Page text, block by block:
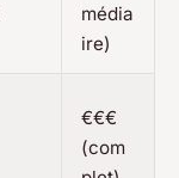
média
ire)
€€€
(com